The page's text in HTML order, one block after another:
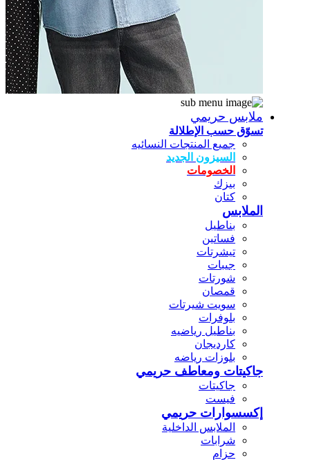
ملابس حريمي
تسوّق حسب الإطلالة
جميع المنتجات النسائيه
السيزون الجديد
الخصومات
بيزك
كتان
الملابس
بناطيل
فساتين
تيشرتات
جيبات
شورتات
قمصان
سويت شيرتات
بلوفرات
بناطيل رياضيه
كارديجان
بلوزات رياضه
جاكيتات ومعاطف حريمي
جاكيتات
فيست
إكسسوارات حريمي
الملابس الداخلية
شرابات
حزام